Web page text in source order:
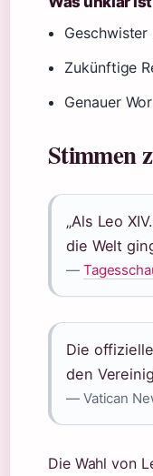
Zukünftige
Genauer
Stimmen
„Als Leo
die Welt
—
Die
den
— Vatican
Die Wahl von